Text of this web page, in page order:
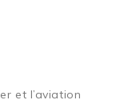
et l’aviation